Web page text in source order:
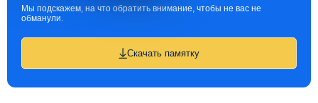
Мы подскажем, на что обратить внимание, чтобы не вас не
обманули.
Скачать памятку